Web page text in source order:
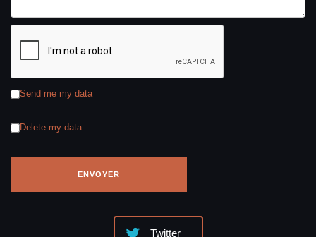
Send me my data
Delete my data
Twitter